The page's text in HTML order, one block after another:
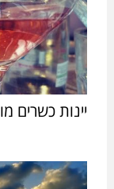
יינות כשרים